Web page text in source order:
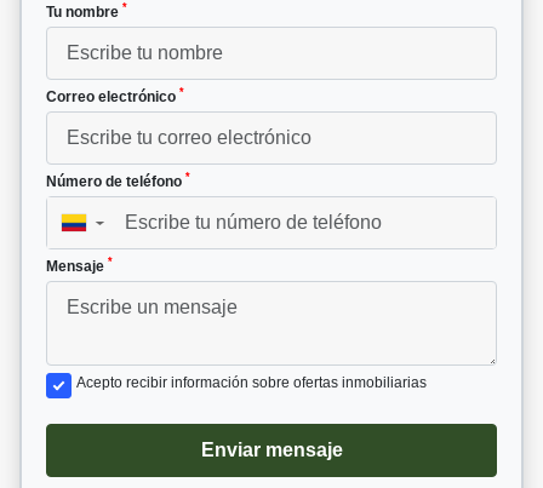
Tu nombre *
Correo electrónico *
Número de teléfono *
▼
Mensaje *
Acepto recibir información sobre ofertas inmobiliarias
Enviar mensaje